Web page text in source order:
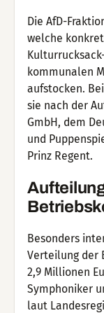
Die AfD-
welche
kommunalen
aufstocken.
sie nach der
GmbH, dem
und
Prinz Regent.
Besonders
Verteilung der
2,9 Millionen
Symphoniker
laut